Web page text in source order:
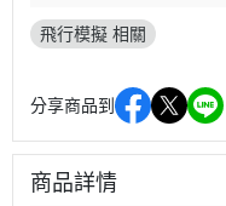
飛行模擬 相關
分享商品到
商品詳情